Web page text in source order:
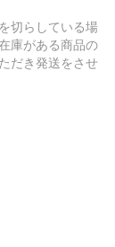
切らしている場
庫がある商品の
だき発送をさせ